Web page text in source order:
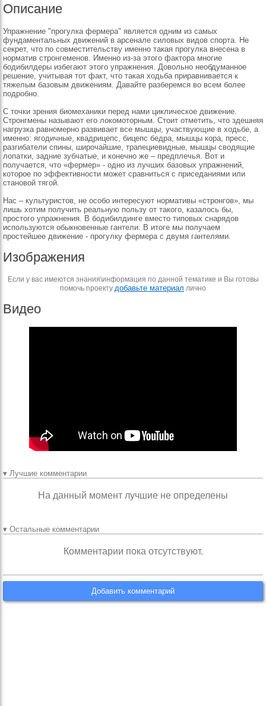
Описание
Упражнение "прогулка фермера" является одним из самых
фундаментальных движений в арсенале силовых видов спорта. Не
секрет, что по совместительству именно такая прогулка внесена в
норматив стронгеменов. Именно из-за этого фактора многие
бодибилдеры избегают этого упражнения. Довольно необдуманное
решение, учитывая тот факт, что такая ходьба приравнивается к
тяжелым базовым движениям. Давайте разберемся во всем более
подробно.
С точки зрения биомеханики перед нами циклическое движение.
Стронгмены называют его локомоторным. Стоит отметить, что здешняя
нагрузка равномерно развивает все мышцы, участвующие в ходьбе, а
именно: ягодичные, квадрицепс, бицепс бедра, мышцы кора, пресс,
разгибатели спины, широчайшие, трапециевидные, мышцы сводящие
лопатки, задние зубчатые, и конечно же – предплечья. Вот и
получается, что «фермер» - одно из лучших базовых упражнений,
которое по эффективности может сравниться с приседаниями или
становой тягой.
Нас – культуристов, не особо интересуют нормативы «стронгов», мы
лишь хотим получить реальную пользу от такого, казалось бы,
простого упражнения. В бодибилдинге вместо типовых снарядов
используются обыкновенные гантели. В итоге мы получаем
простейшее движение - прогулку фермера с двумя гантелями.
Изображения
Если у вас имеются знания\информация по данной тематике и Вы готовы
помочь проекту добавьте материал лично
Видео
▾ Лучшие комментарии
На данный момент лучшие не определены
▾ Остальные комментарии
Комментарии пока отсутствуют.
Добавить комментарий